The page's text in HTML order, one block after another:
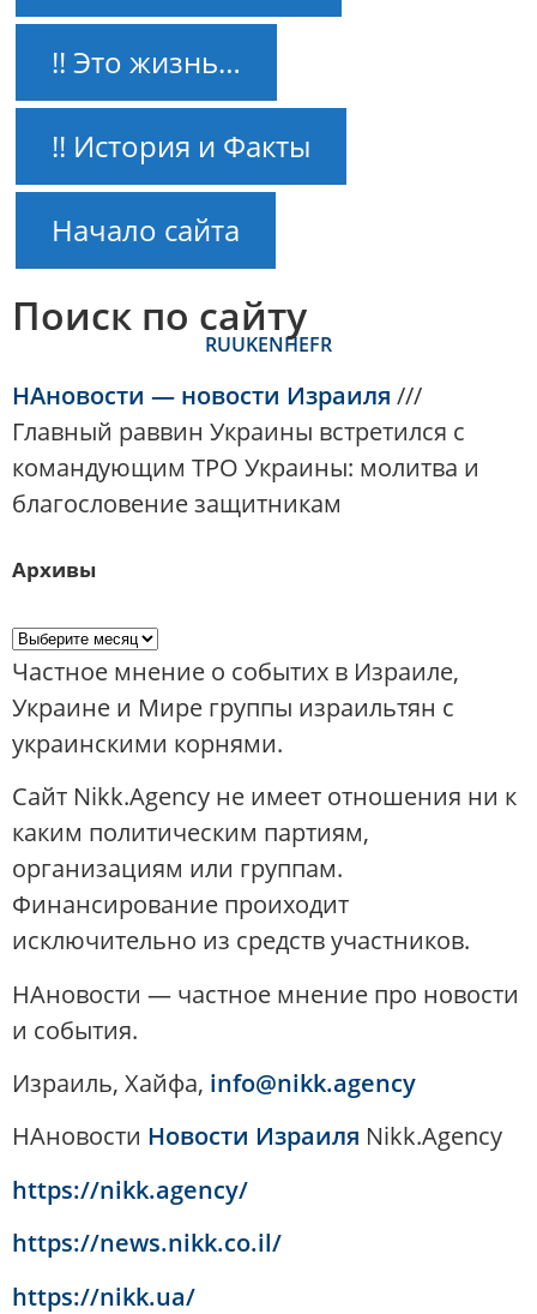
!! Это жизнь…
!! История и Факты
Начало сайта
Поиск по сайту
RUUKENHEFR
НАновости — новости Израиля ///
Главный раввин Украины встретился с
командующим ТРО Украины: молитва и
благословение защитникам
Архивы
Частное мнение о событих в Израиле,
Украине и Мире группы израильтян с
украинскими корнями.
Сайт Nikk.Agency не имеет отношения ни к
каким политическим партиям,
организациям или группам.
Финансирование проиходит
исключительно из средств участников.
НАновости — частное мнение про новости
и события.
Израиль, Хайфа, info@nikk.agency
НАновости Новости Израиля Nikk.Agency
https://nikk.agency/
https://news.nikk.co.il/
https://nikk.ua/